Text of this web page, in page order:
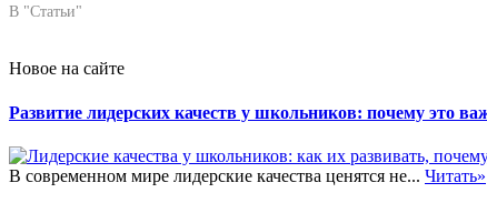
В "Статьи"
Новое на сайте
Развитие лидерских качеств у школьников: почему это
В современном мире лидерские качества ценятся не... Читать»